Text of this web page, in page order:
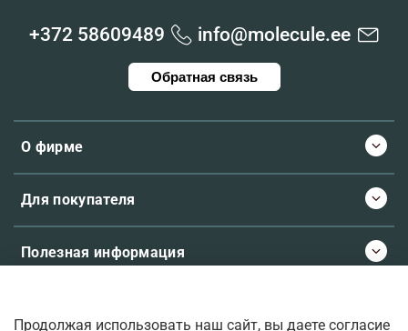
О фирме
Для покупателя
Полезная информация
+372 58609489 info@molecule.ee
Обратная связь
Продолжая использовать наш сайт, вы даете согласие